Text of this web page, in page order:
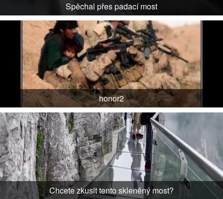
Spěchal přes padací most
honor2
Chcete zkusit tento skleněný most?